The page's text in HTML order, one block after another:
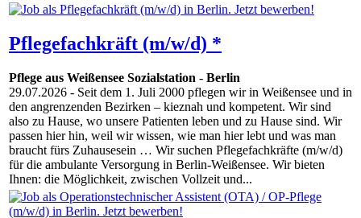
Pflegefachkräft (m/w/d) *
Pflege aus Weißensee Sozialstation - Berlin
29.07.2026 - Seit dem 1. Juli 2000 pflegen wir in Weißensee und in
den angrenzenden Bezirken – kieznah und kompetent. Wir sind
also zu Hause, wo unsere Patienten leben und zu Hause sind. Wir
passen hier hin, weil wir wissen, wie man hier lebt und was man
braucht fürs Zuhausesein … Wir suchen Pflegefachkräfte (m/w/d)
für die ambulante Versorgung in Berlin-Weißensee. Wir bieten
Ihnen: die Möglichkeit, zwischen Vollzeit und...